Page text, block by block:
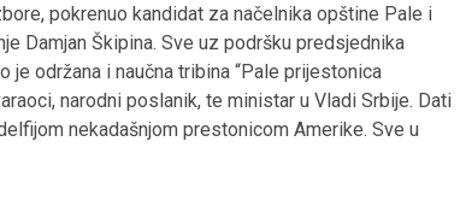
pokrenuo kandidat za načelnika opštine Pale i
Damjan Škipina. Sve uz podršku predsjednika
je održana i naučna tribina “Pale prijestonica
narodni poslanik, te ministar u Vladi Srbije. Dati
nekadašnjom prestonicom Amerike. Sve u